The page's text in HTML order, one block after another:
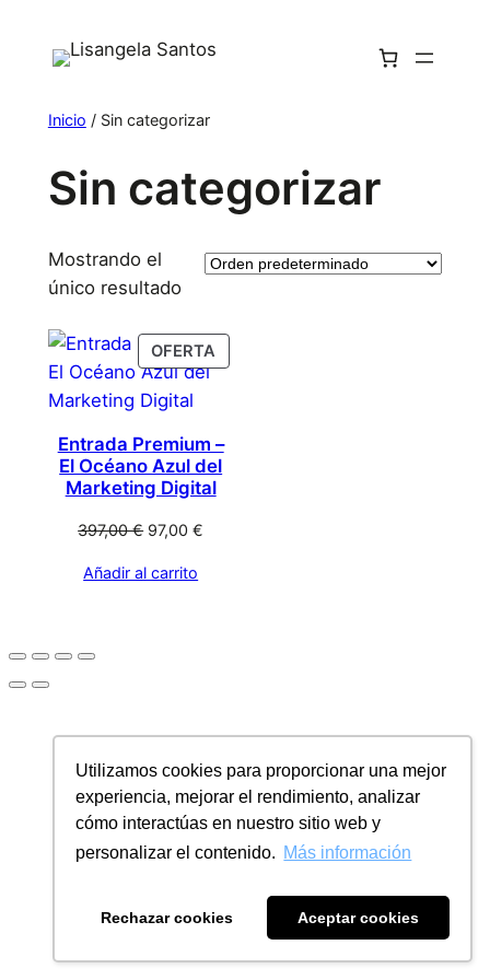
Utilizamos cookies para proporcionar una mejor
experiencia, mejorar el rendimiento, analizar
cómo interactúas en nuestro sitio web y
personalizar el contenido. Más información
Rechazar cookies Aceptar cookies
Inicio / Sin categorizar
Sin categorizar
Mostrando el
único resultado
OFERTA
Entrada Premium –
El Océano Azul del
Marketing Digital
397,00€ 97,00€
Añadir al carrito